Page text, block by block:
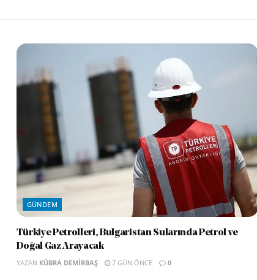
GÜNDEM
Türkiye Petrolleri, Bulgaristan Sularında Petrol ve
Doğal Gaz Arayacak
YAZAN KÜBRA DEMIRBAŞ 7 GÜN ÖNCE 0